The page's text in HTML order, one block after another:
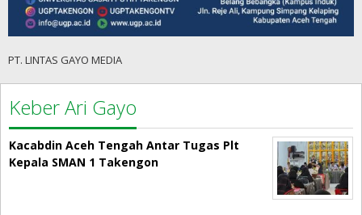
PT. LINTAS GAYO MEDIA
Keber Ari Gayo
Kacabdin Aceh Tengah Antar Tugas Plt
Kepala SMAN 1 Takengon